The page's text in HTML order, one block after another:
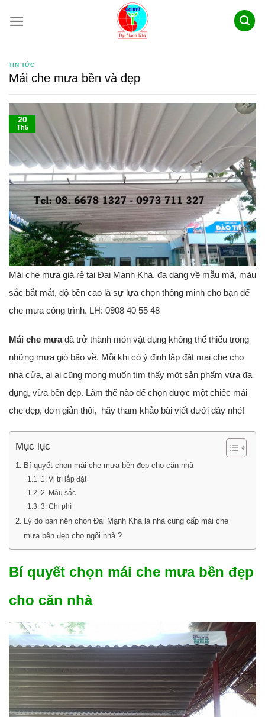
TIN TỨC
Mái che mưa bền và đẹp
20
Th5
Mái che mưa giá rẻ tại Đại Mạnh Khá, đa dạng về mẫu mã, màu
sắc bắt mắt, độ bền cao là sự lựa chọn thông minh cho bạn để
che mưa công trình. LH: 0908 40 55 48
Mái che mưađã trở thành món vật dụng không thể thiếu trong
những mưa gió bão về. Mỗi khi có ý định lắp đặt mai che cho
nhà cửa, ai ai cũng mong muốn tìm thấy một sản phẩm vừa đa
dụng, vừa bền đẹp. Làm thế nào để chọn được một chiếc mái
che đẹp, đơn giản thôi, hãy tham khảo bài viết dưới đây nhé!
Mục lục
Bí quyết chọn mái che mưa bền đẹp cho căn nhà
1. Vị trí lắp đặt
2. Màu sắc
3. Chi phí
Lý do bạn nên chọn Đại Mạnh Khá là nhà cung cấp mái che
mưa bền đẹp cho ngôi nhà ?
Bí quyết chọn mái che mưa bền đẹp
cho căn nhà